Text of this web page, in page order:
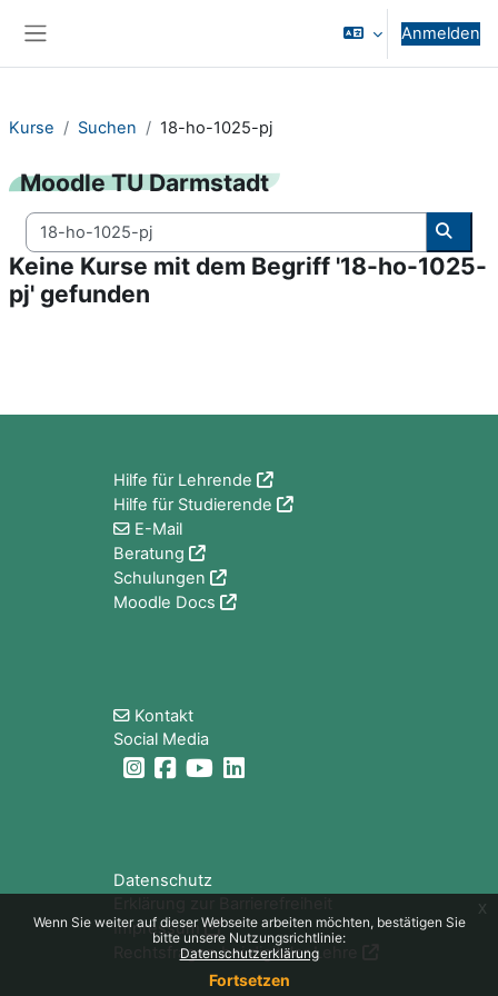
Wenn Sie weiter auf dieser Webseite arbeiten möchten, bestätigen Sie
bitte unsere Nutzungsrichtlinie:
Datenschutzerklärung
Fortsetzen
x
Anmelden
Kurse Suchen 18-ho-1025-pj
Moodle TU Darmstadt
Kurse suchen
Kurse
Keine Kurse mit dem Begriff '18-ho-1025-
pj' gefunden
Hilfe für Lehrende
Hilfe für Studierende
E-Mail
Beratung
Schulungen
Moodle Docs
Kontakt
Social Media
Datenschutz
Impressum
Rechtsfragen bei digitaler Lehre